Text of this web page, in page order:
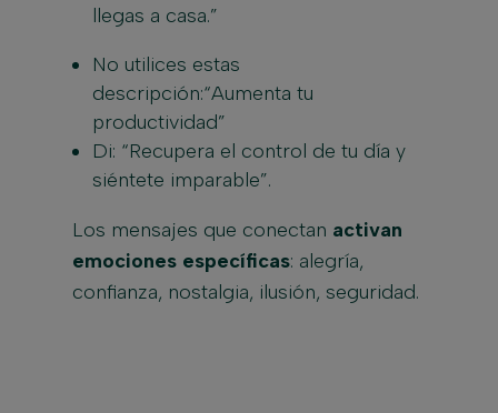
llegas a casa.”
No utilices estas
descripción:“Aumenta tu
productividad”
Di: “Recupera el control de tu día y
siéntete imparable”.
Los mensajes que conectan activan
emociones específicas: alegría,
confianza, nostalgia, ilusión, seguridad.